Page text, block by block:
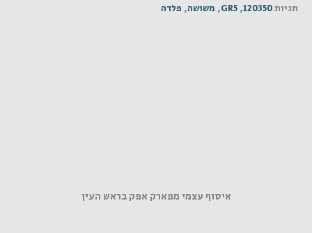
תגיות120350
,
GR5
, משושה, פלדה
איסוף עצמי מפארק אפק בראש העין